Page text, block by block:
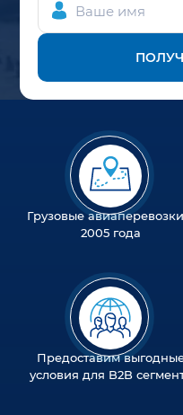
Ваше имя
Грузовые
2005 года
Предоставим
условия для B2B